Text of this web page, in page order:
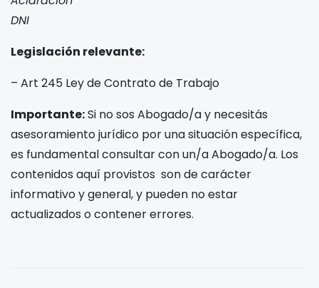
DNI
Legislación relevante:
– Art 245 Ley de Contrato de Trabajo
Importante:Si no sos Abogado/a y necesitás
asesoramiento jurídico por una situación específica,
es fundamental consultar con un/a Abogado/a. Los
contenidos aquí provistos son de carácter
informativo y general, y pueden no estar
actualizados o contener errores.